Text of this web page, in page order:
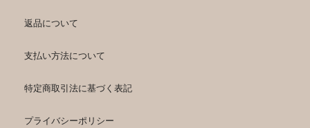
返品について
支払い方法について
特定商取引法に基づく表記
プライバシーポリシー